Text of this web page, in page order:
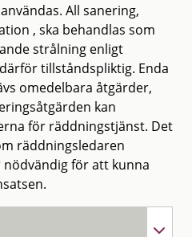
All sanering,
, ska behandlas som
strålning enligt
tillståndspliktig. Enda
omedelbara åtgärder,
kan
för räddningstjänst. Det
räddningsledaren
för att kunna